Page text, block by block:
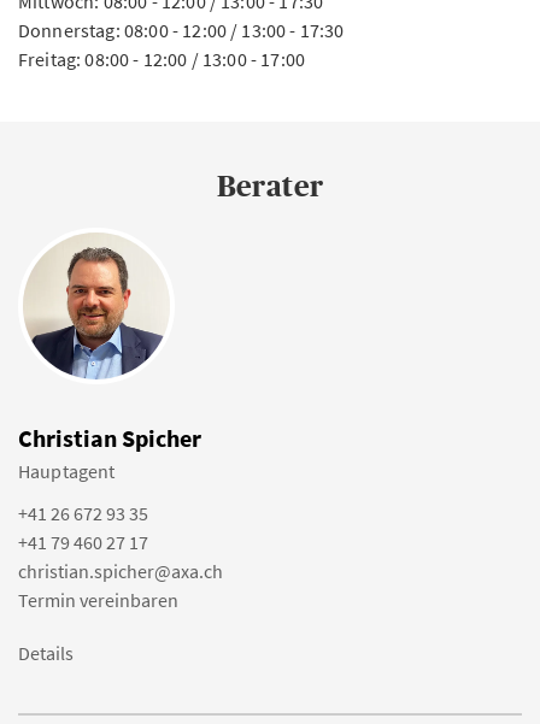
Donnerstag: 08:00 - 12:00 / 13:00 - 17:30
Freitag: 08:00 - 12:00 / 13:00 - 17:00
Berater
Christian Spicher
Hauptagent
+41 26 672 93 35
+41 79 460 27 17
christian.spicher@axa.ch
Termin vereinbaren
Details